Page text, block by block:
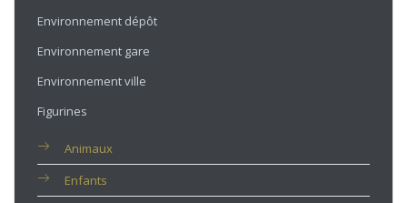
Environnement dépôt
Environnement gare
Environnement ville
Figurines
Animaux
Enfants